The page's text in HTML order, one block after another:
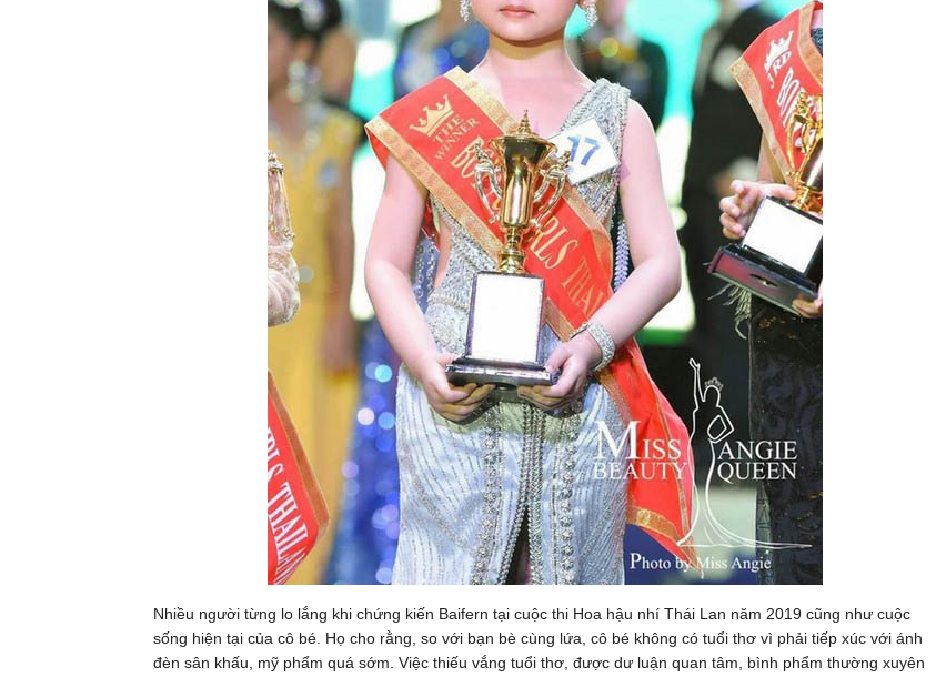
Nhiều người từng lo lắng khi chứng kiến Baifern tại cuộc thi Hoa hậu nhí Thái Lan năm 2019 cũng như cuộc
sống hiện tại của cô bé. Họ cho rằng, so với bạn bè cùng lứa, cô bé không có tuổi thơ vì phải tiếp xúc với ánh
đèn sân khấu, mỹ phẩm quá sớm. Việc thiếu vắng tuổi thơ, được dư luận quan tâm, bình phẩm thường xuyên